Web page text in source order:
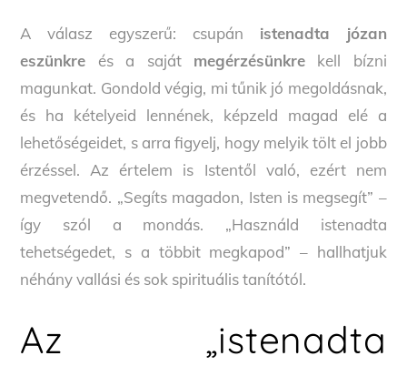
A válasz egyszerű: csupán istenadta józan
eszünkre és a saját megérzésünkrekell bízni
magunkat. Gondold végig, mi tűnik jó megoldásnak,
és ha kételyeid lennének, képzeld magad elé a
lehetőségeidet, s arra figyelj, hogy melyik tölt el jobb
érzéssel. Az értelem is Istentől való, ezért nem
megvetendő. „Segíts magadon, Isten is megsegít” –
így szól a mondás. „Használd istenadta
tehetségedet, s a többit megkapod” – hallhatjuk
néhány vallási és sok spirituális tanítótól.
Az „istenadta